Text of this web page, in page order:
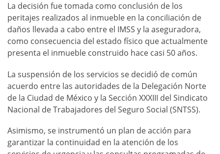
La decisión fue tomada como conclusión de los
peritajes realizados al inmueble en la conciliación de
daños llevada a cabo entre el IMSS y la aseguradora,
como consecuencia del estado físico que actualmente
presenta el inmueble construido hace casi 50 años.
La suspensión de los servicios se decidió de común
acuerdo entre las autoridades de la Delegación Norte
de la Ciudad de México y la Sección XXXIII del Sindicato
Nacional de Trabajadores del Seguro Social (SNTSS).
Asimismo, se instrumentó un plan de acción para
garantizar la continuidad en la atención de los